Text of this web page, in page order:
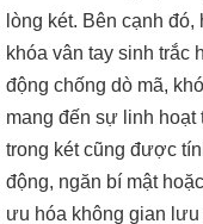
lòng két. Bên cạnh
khóa vân tay sinh trắc
động chống dò mã,
mang đến sự linh
trong két cũng được
động, ngăn bí mật
ưu hóa không gian